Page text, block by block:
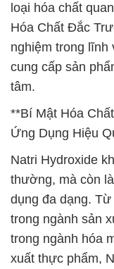
loại hóa chất
Hóa Chất Đắc
nghiệm trong lĩnh
cung cấp sản
tâm.
**Bí Mật Hóa
Ứng Dụng Hiệu
Natri Hydroxide
thường, mà còn
dụng đa dạng.
trong ngành sản
trong ngành hóa
xuất thực phẩm,